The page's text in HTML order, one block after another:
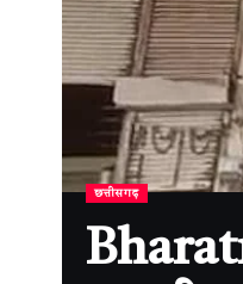
छत्तीसगढ़